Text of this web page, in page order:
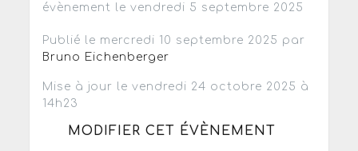
évènement le vendredi 5 septembre 2025
Publié le mercredi 10 septembre 2025 par
Bruno Eichenberger
Mise à jour le vendredi 24 octobre 2025 à
14h23
MODIFIER CET ÉVÈNEMENT